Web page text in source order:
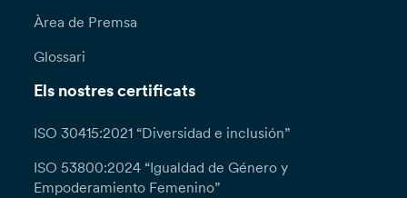
Àrea de Premsa
Glossari
Els nostres certificats
ISO 30415:2021 “Diversidad e inclusión”
ISO 53800:2024 “Igualdad de Género y
Empoderamiento Femenino”